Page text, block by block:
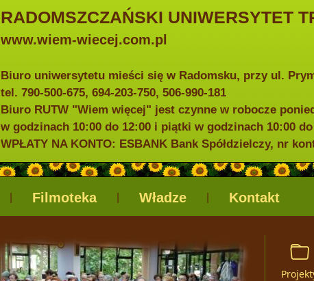
RADOMSZCZAŃSKI UNIWERSYTET
www.wiem-wiecej.com.pl
Biuro uniwersytetu mieści się w Radomsku, przy ul.
tel. 790-500-675, 694-203-750, 506-990-181
Biuro RUTW "Wiem więcej" jest czynne w robocze
w godzinach 10:00 do 12:00 i piątki w godzinach 10:00 do
WPŁATY NA KONTO: ESBANK Bank Spółdzielczy, nr
Filmoteka Władze Kontakt